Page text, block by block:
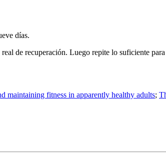
días.
de recuperación. Luego repite lo suficiente
maintaining fitness in apparently healthy adults;